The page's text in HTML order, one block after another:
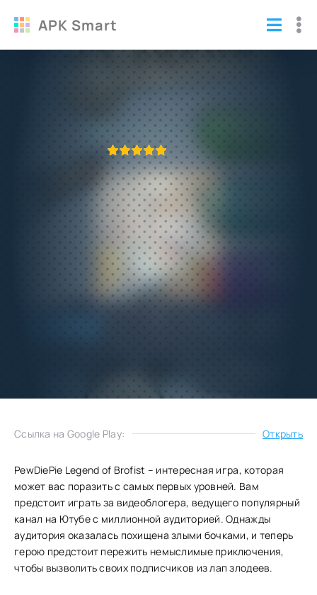
APK Smart
PewDiePie: Legend of Brofist
Игры/ Аркады
ПРИЛОЖЕНИЕ ПРОВЕРЕНО
435
Ссылка на Google Play: Открыть
PewDiePie Legend of Brofist – интересная игра, которая
может вас поразить с самых первых уровней. Вам
предстоит играть за видеоблогера, ведущего популярный
канал на Ютубе с миллионной аудиторией. Однажды
аудитория оказалась похищена злыми бочками, и теперь
герою предстоит пережить немыслимые приключения,
чтобы вызволить своих подписчиков из лап злодеев.